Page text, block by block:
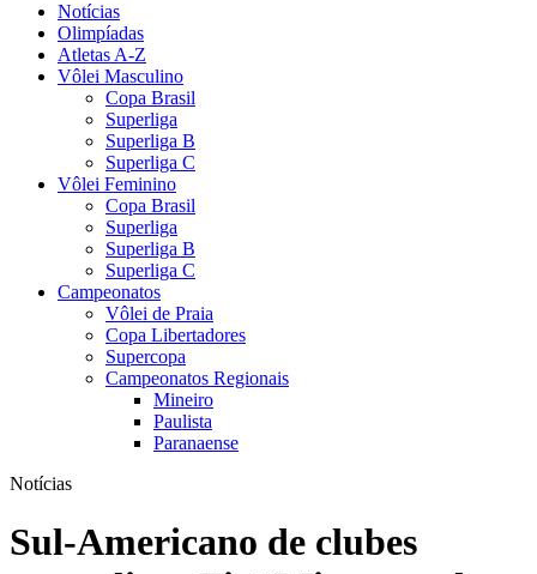
Notícias
Olimpíadas
Atletas A-Z
Vôlei Masculino
Copa Brasil
Superliga
Superliga B
Superliga C
Vôlei Feminino
Copa Brasil
Superliga
Superliga B
Superliga C
Campeonatos
Vôlei de Praia
Copa Libertadores
Supercopa
Campeonatos Regionais
Mineiro
Paulista
Paranaense
Notícias
Sul-Americano de clubes